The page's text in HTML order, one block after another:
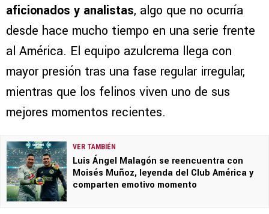
aficionados y analistas, algo que no ocurría
desde hace mucho tiempo en una serie frente
al América. El equipo azulcrema llega con
mayor presión tras una fase regular irregular,
mientras que los felinos viven uno de sus
mejores momentos recientes.
VER TAMBIÉN
Luis Ángel Malagón se reencuentra con
Moisés Muñoz, leyenda del Club América y
comparten emotivo momento